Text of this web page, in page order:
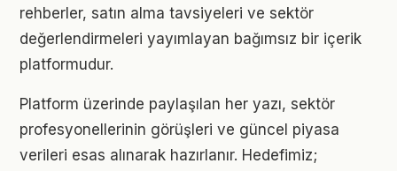
rehberler, satın alma tavsiyeleri ve sektör
değerlendirmeleri yayımlayan bağımsız bir içerik
platformudur.
Platform üzerinde paylaşılan her yazı, sektör
profesyonellerinin görüşleri ve güncel piyasa
verileri esas alınarak hazırlanır. Hedefimiz;